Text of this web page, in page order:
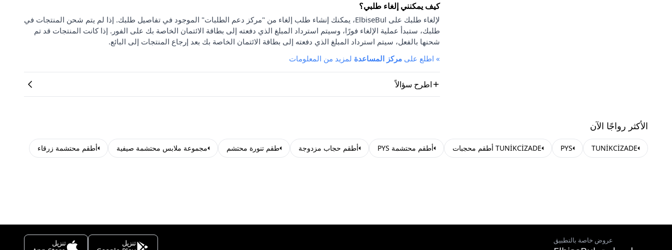
كيف يمكنني إلغاء طلبي؟
لإلغاء طلبك على ElbiseBul، يمكنك إنشاء طلب إلغاء من "مركز دعم الطلبات" الموجود في تفاصيل طلبك. إذا لم يتم شحن المنتجات في
طلبك، ستبدأ عملية الإلغاء فورًا، وسيتم استرداد المبلغ الذي دفعته إلى بطاقة الائتمان الخاصة بك على الفور. إذا كانت المنتجات قد تم
شحنها بالفعل، سيتم استرداد المبلغ الذي دفعته إلى بطاقة الائتمان الخاصة بك بعد إرجاع المنتجات إلى البائع.
» اطلع على مركز المساعدة لمزيد من المعلومات
اطرح سؤالاً
الأكثر رواجًا الآن
TUNİKCİZADE
PYS TUNİKCİZADE أطقم محجبات أطقم محتشمة PYS أطقم حجاب مزدوجة طقم تنورة محتشم مجموعة ملابس محتشمة صيفية أطقم محتشمة زرقاء
عروض خاصة بالتطبيق
تنزيل
تنزيل